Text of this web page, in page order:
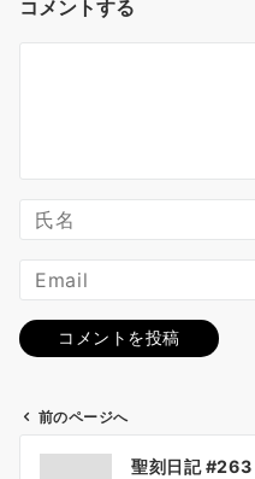
コメントする
前のページへ
聖刻日記 #263